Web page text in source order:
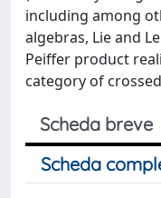
including among
algebras, Lie and
Peiffer product
category of
Scheda breve
Scheda